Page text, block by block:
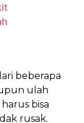
beberapa
ulah
bisa
rusak.